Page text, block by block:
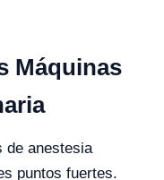
Máquinas
de anestesia
puntos fuertes.